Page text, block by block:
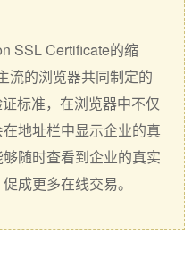
SSL Certificate的缩
流的浏览器共同制定的
标准，在浏览器中不仅
地址栏中显示企业的真
随时查看到企业的真实
成更多在线交易。